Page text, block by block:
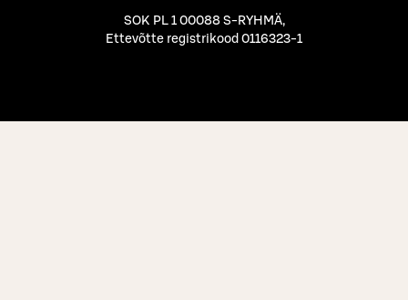
SOK PL 1 00088 S-RYHMÄ,
Ettevõtte registrikood 0116323-1